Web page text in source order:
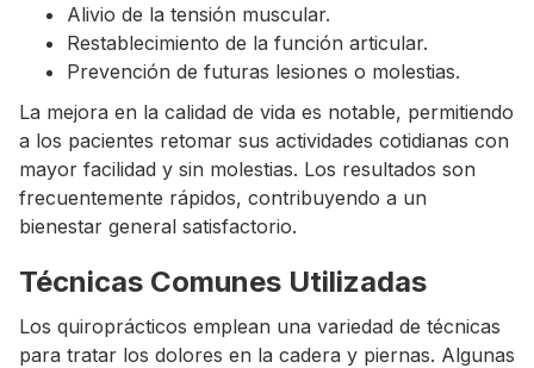
Alivio de la tensión muscular.
Restablecimiento de la función articular.
Prevención de futuras lesiones o molestias.
La mejora en la calidad de vida es notable, permitiendo
a los pacientes retomar sus actividades cotidianas con
mayor facilidad y sin molestias. Los resultados son
frecuentemente rápidos, contribuyendo a un
bienestar general satisfactorio.
Técnicas Comunes Utilizadas
Los quiroprácticos emplean una variedad de técnicas
para tratar los dolores en la cadera y piernas. Algunas